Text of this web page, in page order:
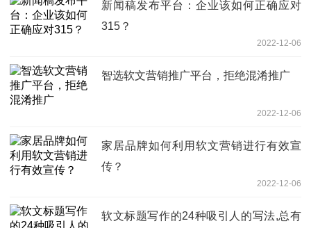
新闻稿发布平台：企业该如何正确应对
315？
2022-12-06
智选软文营销推广平台，拒绝混淆推广
2022-12-06
家居品牌如何利用软文营销进行有效宣
传？
2022-12-06
软文标题写作的24种吸引人的写法,总有